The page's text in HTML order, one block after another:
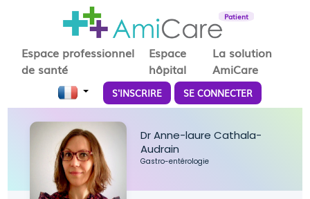
Patient
Espace professionnel
de santé
Espace
hôpital
La solution
AmiCare
S'INSCRIRE SE CONNECTER
Dr Anne-laure Cathala-
Audrain
Gastro-entérologie